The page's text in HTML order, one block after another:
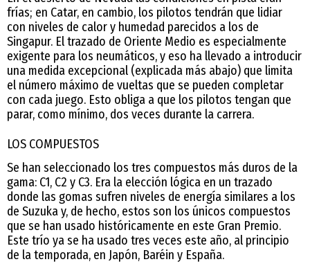
frías; en Catar, en cambio, los pilotos tendrán que lidiar
con niveles de calor y humedad parecidos a los de
Singapur. El trazado de Oriente Medio es especialmente
exigente para los neumáticos, y eso ha llevado a introducir
una medida excepcional (explicada más abajo) que limita
el número máximo de vueltas que se pueden completar
con cada juego. Esto obliga a que los pilotos tengan que
parar, como mínimo, dos veces durante la carrera.
LOS COMPUESTOS
Se han seleccionado los tres compuestos más duros de la
gama: C1, C2 y C3. Era la elección lógica en un trazado
donde las gomas sufren niveles de energía similares a los
de Suzuka y, de hecho, estos son los únicos compuestos
que se han usado históricamente en este Gran Premio.
Este trío ya se ha usado tres veces este año, al principio
de la temporada, en Japón, Baréin y España.